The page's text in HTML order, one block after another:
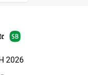
2026